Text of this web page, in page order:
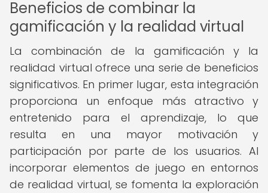
Beneficios de combinar la
gamificación y la realidad virtual
La combinación de la gamificación y la
realidad virtual ofrece una serie de beneficios
significativos. En primer lugar, esta integración
proporciona un enfoque más atractivo y
entretenido para el aprendizaje, lo que
resulta en una mayor motivación y
participación por parte de los usuarios. Al
incorporar elementos de juego en entornos
de realidad virtual, se fomenta la exploración